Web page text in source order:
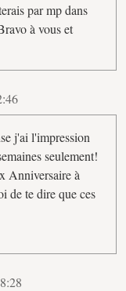
par mp dans
à vous et
j'ai l'impression
seulement!
Anniversaire à
de te dire que ces